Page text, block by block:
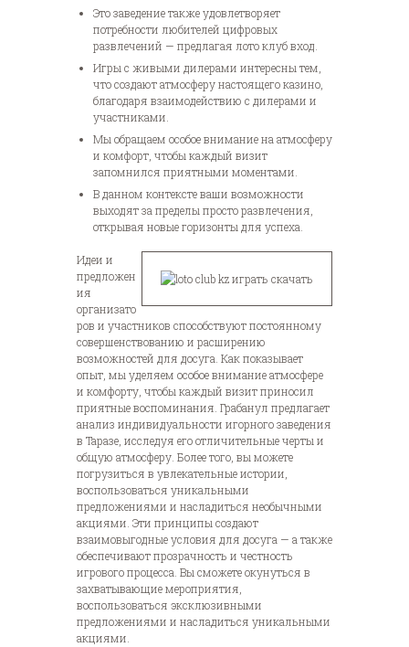
Это заведение также удовлетворяет
потребности любителей цифровых
развлечений — предлагая лото клуб вход.
Игры с живыми дилерами интересны тем,
что создают атмосферу настоящего казино,
благодаря взаимодействию с дилерами и
участниками.
Мы обращаем особое внимание на атмосферу
и комфорт, чтобы каждый визит
запомнился приятными моментами.
В данном контексте ваши возможности
выходят за пределы просто развлечения,
открывая новые горизонты для успеха.
Идеи и
предложен
ия
организато
ров и участников способствуют постоянному
совершенствованию и расширению
возможностей для досуга. Как показывает
опыт, мы уделяем особое внимание атмосфере
и комфорту, чтобы каждый визит приносил
приятные воспоминания. Грабанул предлагает
анализ индивидуальности игорного заведения
в Таразе, исследуя его отличительные черты и
общую атмосферу. Более того, вы можете
погрузиться в увлекательные истории,
воспользоваться уникальными
предложениями и насладиться необычными
акциями. Эти принципы создают
взаимовыгодные условия для досуга — а также
обеспечивают прозрачность и честность
игрового процесса. Вы сможете окунуться в
захватывающие мероприятия,
воспользоваться эксклюзивными
предложениями и насладиться уникальными
акциями.